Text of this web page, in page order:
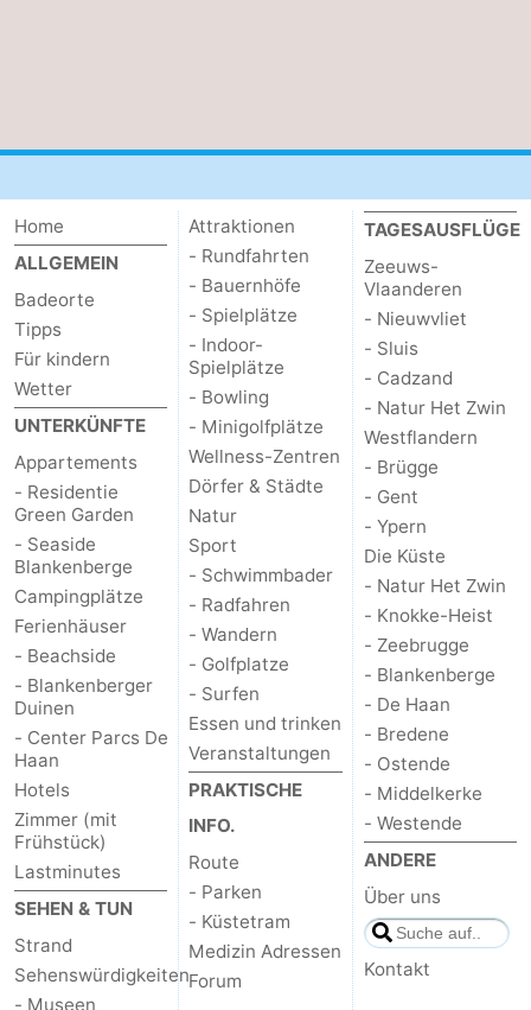
Home
ALLGEMEIN
Badeorte
Tipps
Für kindern
Wetter
UNTERKÜNFTE
Appartements
- Residentie
Green Garden
- Seaside
Blankenberge
Campingplätze
Ferienhäuser
- Beachside
- Blankenberger
Duinen
- Center Parcs De
Haan
Hotels
Zimmer (mit
Frühstück)
Lastminutes
SEHEN & TUN
Strand
Sehenswürdigkeiten
- Museen
Attraktionen
- Rundfahrten
- Bauernhöfe
- Spielplätze
- Indoor-
Spielplätze
- Bowling
- Minigolfplätze
Wellness-Zentren
Dörfer & Städte
Natur
Sport
- Schwimmbader
- Radfahren
- Wandern
- Golfplatze
- Surfen
Essen und trinken
Veranstaltungen
PRAKTISCHE
INFO.
Route
- Parken
- Küstetram
Medizin Adressen
Forum
TAGESAUSFLÜGE
Zeeuws-
Vlaanderen
- Nieuwvliet
- Sluis
- Cadzand
- Natur Het Zwin
Westflandern
- Brügge
- Gent
- Ypern
Die Küste
- Natur Het Zwin
- Knokke-Heist
- Zeebrugge
- Blankenberge
- De Haan
- Bredene
- Ostende
- Middelkerke
- Westende
ANDERE
Über uns
Kontakt